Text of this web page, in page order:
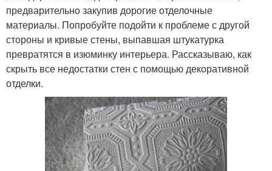
предварительно закупив дорогие отделочные
материалы. Попробуйте подойти к проблеме с другой
стороны и кривые стены, выпавшая штукатурка
превратятся в изюминку интерьера. Рассказываю, как
скрыть все недостатки стен с помощью декоративной
отделки.